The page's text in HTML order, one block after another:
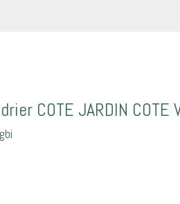
COTE JARDIN COTE